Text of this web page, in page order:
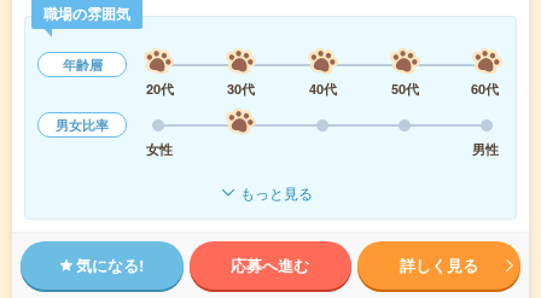
職場の雰囲気
年齢層
20代
30代 40代 50代
60代
男女比率
女性
男性
もっと見る
気になる! 応募へ進む 詳しく見る